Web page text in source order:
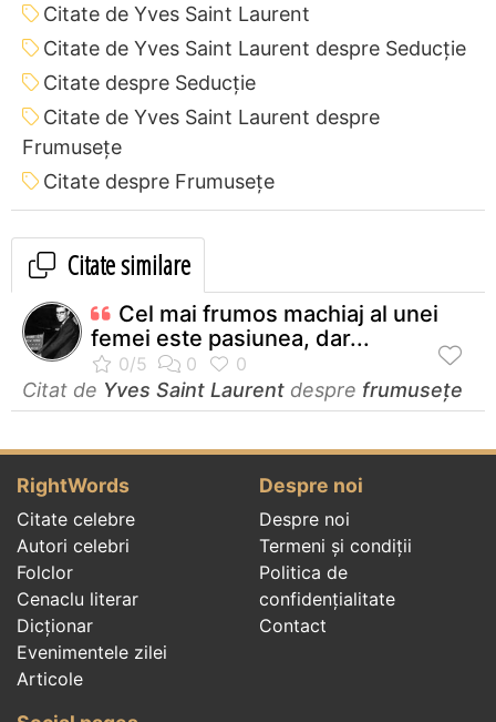
Citate de Yves Saint Laurent
Citate de Yves Saint Laurent despre Seducție
Citate despre Seducție
Citate de Yves Saint Laurent despre
Frumusețe
Citate despre Frumusețe
Citate similare
Cel mai frumos machiaj al unei
femei este pasiunea, dar...
Citat de Yves Saint Laurent despre frumusețe
RightWords
Citate celebre
Autori celebri
Folclor
Cenaclu literar
Dicționar
Evenimentele zilei
Articole
Despre noi
Despre noi
Termeni și condiții
Politica de
confidenţialitate
Contact